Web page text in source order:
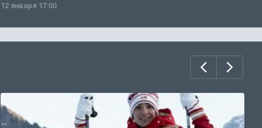
12 января 17:00